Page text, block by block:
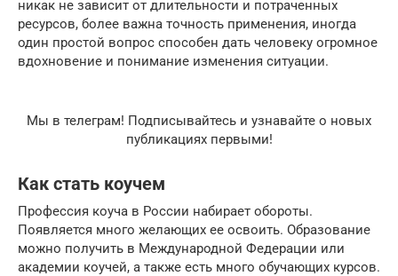
никак не зависит от длительности и потраченных
ресурсов, более важна точность применения, иногда
один простой вопрос способен дать человеку огромное
вдохновение и понимание изменения ситуации.
Мы в телеграм! Подписывайтесь и узнавайте о новых
публикациях первыми!
Как стать коучем
Профессия коуча в России набирает обороты.
Появляется много желающих ее освоить. Образование
можно получить в Международной Федерации или
академии коучей, а также есть много обучающих курсов.